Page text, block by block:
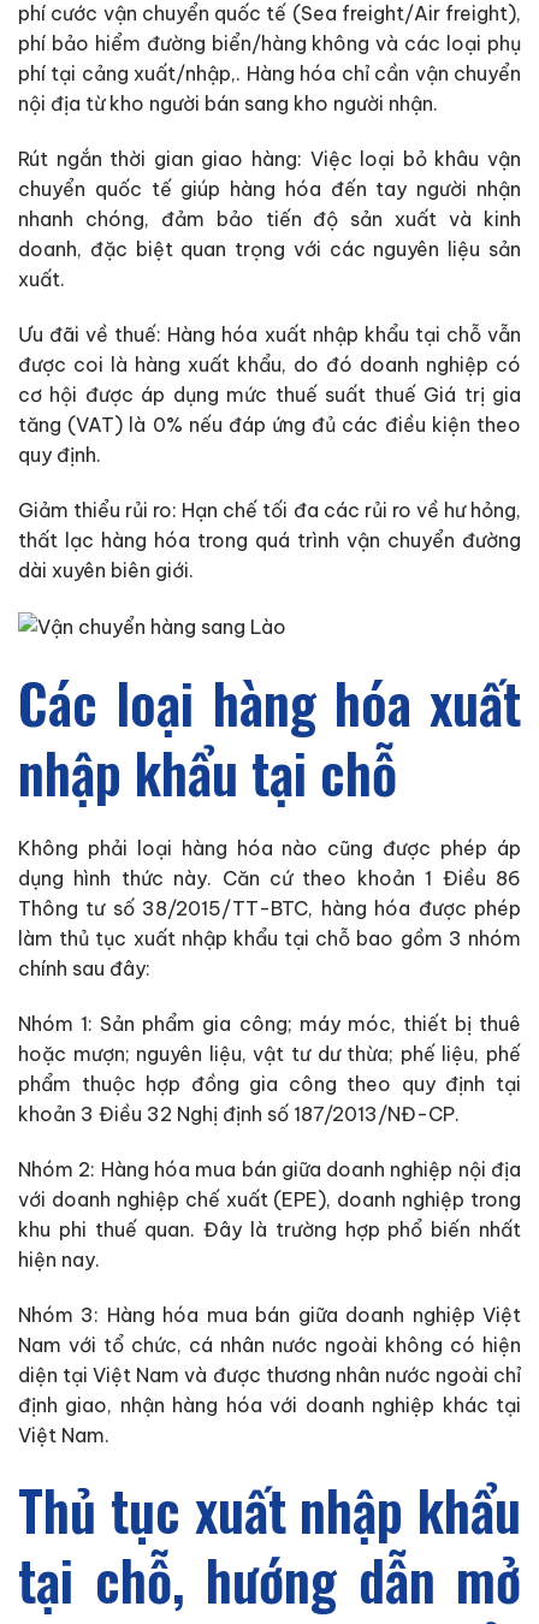
phí cước vận chuyển quốc tế (Sea freight/Air freight),
phí bảo hiểm đường biển/hàng không và các loại phụ
phí tại cảng xuất/nhập,. Hàng hóa chỉ cần vận chuyển
nội địa từ kho người bán sang kho người nhận.
Rút ngắn thời gian giao hàng: Việc loại bỏ khâu vận
chuyển quốc tế giúp hàng hóa đến tay người nhận
nhanh chóng, đảm bảo tiến độ sản xuất và kinh
doanh, đặc biệt quan trọng với các nguyên liệu sản
xuất.
Ưu đãi về thuế: Hàng hóa xuất nhập khẩu tại chỗ vẫn
được coi là hàng xuất khẩu, do đó doanh nghiệp có
cơ hội được áp dụng mức thuế suất thuế Giá trị gia
tăng (VAT) là 0% nếu đáp ứng đủ các điều kiện theo
quy định.
Giảm thiểu rủi ro: Hạn chế tối đa các rủi ro về hư hỏng,
thất lạc hàng hóa trong quá trình vận chuyển đường
dài xuyên biên giới.
Các loại hàng hóa xuất
nhập khẩu tại chỗ
Không phải loại hàng hóa nào cũng được phép áp
dụng hình thức này. Căn cứ theo khoản 1 Điều 86
Thông tư số 38/2015/TT-BTC, hàng hóa được phép
làm thủ tục xuất nhập khẩu tại chỗ bao gồm 3 nhóm
chính sau đây:
Nhóm 1: Sản phẩm gia công; máy móc, thiết bị thuê
hoặc mượn; nguyên liệu, vật tư dư thừa; phế liệu, phế
phẩm thuộc hợp đồng gia công theo quy định tại
khoản 3 Điều 32 Nghị định số 187/2013/NĐ-CP.
Nhóm 2: Hàng hóa mua bán giữa doanh nghiệp nội địa
với doanh nghiệp chế xuất (EPE), doanh nghiệp trong
khu phi thuế quan. Đây là trường hợp phổ biến nhất
hiện nay.
Nhóm 3: Hàng hóa mua bán giữa doanh nghiệp Việt
Nam với tổ chức, cá nhân nước ngoài không có hiện
diện tại Việt Nam và được thương nhân nước ngoài chỉ
định giao, nhận hàng hóa với doanh nghiệp khác tại
Việt Nam.
Thủ tục xuất nhập khẩu
tại chỗ, hướng dẫn mở